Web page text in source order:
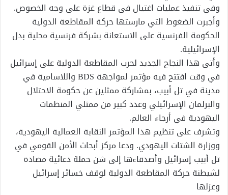
وفي تنفيذ عمليات اغتيال في قطاع غزة على وجه الخصوص.
وأجبرت الضغوط التي مارستها حركة المقاطعة الدولية
الحكومة الفرنسية على الاستعانة بشركة فرنسية محلية بدل
الإسرائيلية.
وأتى هذا النجاح الجديد لحرب المقاطعة الدولية على إسرائيل
في وقت افتتح فيه مؤتمر لمواجهة BDS واللاسامية في
مدينة في تل أبيب، بمشاركة ممثلين عن حكومة الاحتلال
والبرلمان الإسرائيلي وعدد كبير من ممثلي المنظمات
اليهودية في أرجاء العالم.
وتشرف على تنظيم هذا المؤتمر النقابة العمالية اليهودية،
ووزارة الشتات اليهودي. ودعا مركز أبحاث الأمن القومي في
تل أبيب إسرائيل وأصدقاءها إلى شن حملة دعائية مضادة
لشيطنة حركة المقاطعة الدولية لوقف خسائر إسرائيل
وعزلها